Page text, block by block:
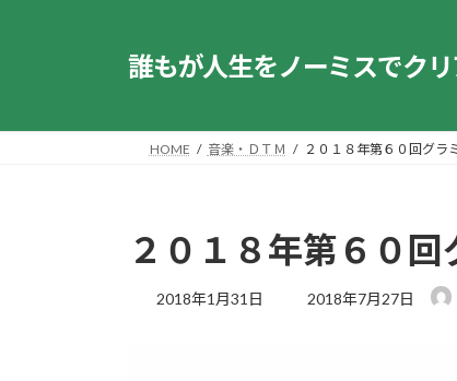
誰もが人生をノーミスでク
HOME 音楽・ＤＴＭ ２０１８年第６０回グラ
２０１８年第６０
2018年1月31日
最
2018年7月27日